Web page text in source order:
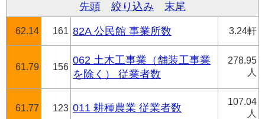
先頭 絞り込み 末尾
62.14 161 82A 公民館 事業所数 3.24軒
61.79 156
062 土木工事業（舗装工事業
を除く） 従業者数
278.95
人
61.77 123 011 耕種農業 従業者数
107.04
人